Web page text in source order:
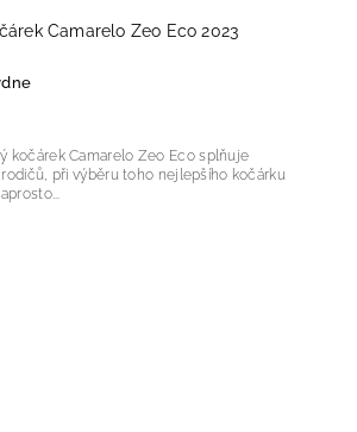
Camarelo Zeo Eco 2023
kočárek Camarelo Zeo Eco splňuje
při výběru toho nejlepšího kočárku